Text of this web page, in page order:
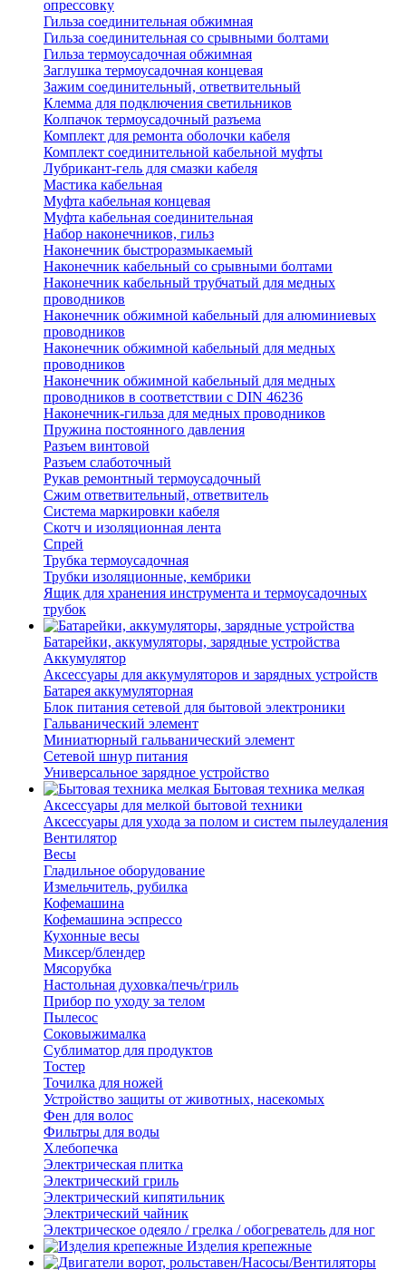
опрессовку
Гильза соединительная обжимная
Гильза соединительная со срывными болтами
Гильза термоусадочная обжимная
Заглушка термоусадочная концевая
Зажим соединительный, ответвительный
Клемма для подключения светильников
Колпачок термоусадочный разъема
Комплект для ремонта оболочки кабеля
Комплект соединительной кабельной муфты
Лубрикант-гель для смазки кабеля
Мастика кабельная
Муфта кабельная концевая
Муфта кабельная соединительная
Набор наконечников, гильз
Наконечник быстроразмыкаемый
Наконечник кабельный со срывными болтами
Наконечник кабельный трубчатый для медных
проводников
Наконечник обжимной кабельный для алюминиевых
проводников
Наконечник обжимной кабельный для медных
проводников
Наконечник обжимной кабельный для медных
проводников в соответствии с DIN 46236
Наконечник-гильза для медных проводников
Пружина постоянного давления
Разъем винтовой
Разъем слаботочный
Рукав ремонтный термоусадочный
Сжим ответвительный, ответвитель
Система маркировки кабеля
Скотч и изоляционная лента
Спрей
Трубка термоусадочная
Трубки изоляционные, кембрики
Ящик для хранения инструмента и термоусадочных
трубок
Батарейки, аккумуляторы, зарядные устройства
Аккумулятор
Аксессуары для аккумуляторов и зарядных устройств
Батарея аккумуляторная
Блок питания сетевой для бытовой электроники
Гальванический элемент
Миниатюрный гальванический элемент
Сетевой шнур питания
Универсальное зарядное устройство
Бытовая техника мелкая
Аксессуары для мелкой бытовой техники
Аксессуары для ухода за полом и систем пылеудаления
Вентилятор
Весы
Гладильное оборудование
Измельчитель, рубилка
Кофемашина
Кофемашина эспрессо
Кухонные весы
Миксер/блендер
Мясорубка
Настольная духовка/печь/гриль
Прибор по уходу за телом
Пылесос
Соковыжималка
Сублиматор для продуктов
Тостер
Точилка для ножей
Устройство защиты от животных, насекомых
Фен для волос
Фильтры для воды
Хлебопечка
Электрическая плитка
Электрический гриль
Электрический кипятильник
Электрический чайник
Электрическое одеяло / грелка / обогреватель для ног
Изделия крепежные